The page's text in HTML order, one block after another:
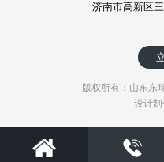
济南市高新区
版权所有：山东东
设计